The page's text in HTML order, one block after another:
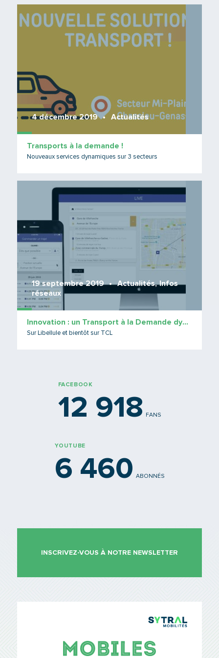
4 décembre 2019 Actualités
Transports à la demande !
Nouveaux services dynamiques sur 3 secteurs
19 septembre 2019 Actualités, Infos
réseaux
Innovation : un Transport à la Demande dynamique
Sur Libellule et bientôt sur TCL
FACEBOOK
12 918 FANS
YOUTUBE
6 460 ABONNÉS
INSCRIVEZ-VOUS À NOTRE NEWSLETTER